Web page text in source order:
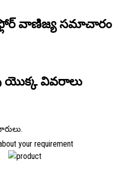
వాణిజ్య సమాచారం
యొక్క వివరాలు
your requirement